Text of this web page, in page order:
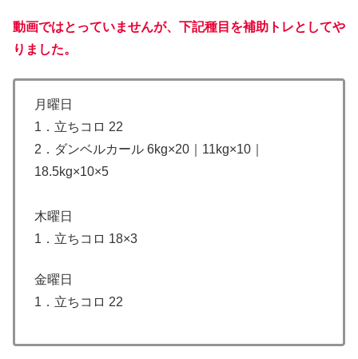
動画ではとっていませんが、下記種目を補助トレとしてや
りました。
月曜日
1．立ちコロ 22
2．ダンベルカール 6kg×20｜11kg×10｜
18.5kg×10×5
木曜日
1．立ちコロ 18×3
金曜日
1．立ちコロ 22